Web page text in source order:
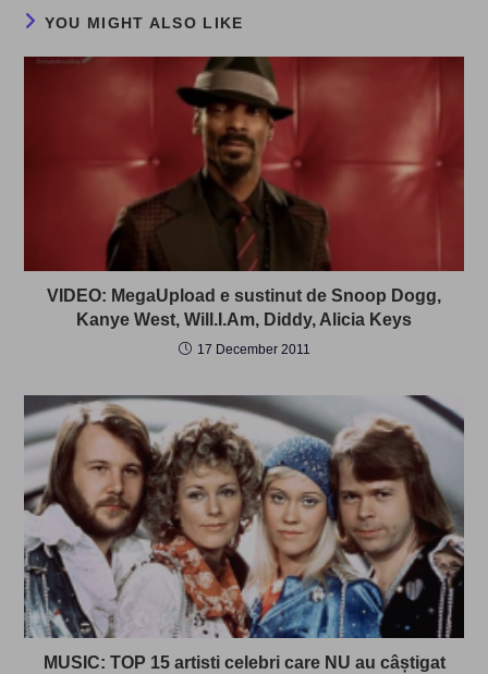
YOU MIGHT ALSO LIKE
VIDEO: MegaUpload e sustinut de Snoop Dogg,
Kanye West, Will.I.Am, Diddy, Alicia Keys
17 December 2011
MUSIC: TOP 15 artisti celebri care NU au câștigat